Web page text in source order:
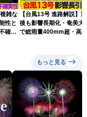
雑な
性と
確実
【台風13号 進路解説】
後も影響長期化・奄美大
で総雨量400mm超・高波
もっと見る